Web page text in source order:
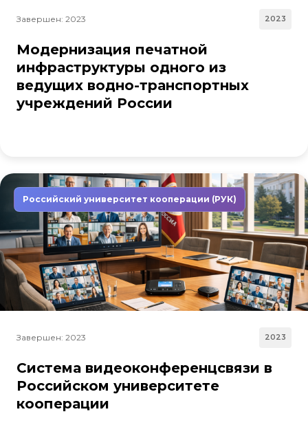
Завершен: 2023 2023
Модернизация печатной
инфраструктуры одного из
ведущих водно-транспортных
учреждений России
Российский университет кооперации (РУК)
Завершен: 2023 2023
Система видеоконференцсвязи в
Российском университете
кооперации